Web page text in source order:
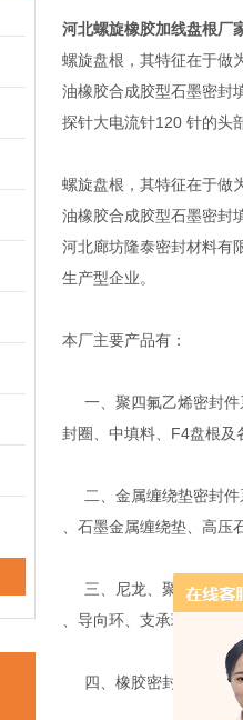
河北螺旋橡胶加线盘根厂
螺旋盘根，其特征在于做
油橡胶合成胶型石墨密封
探针大电流针120 针的头
螺旋盘根，其特征在于做
油橡胶合成胶型石墨密封
河北廊坊隆泰密封材料有
生产型企业。
本厂主要产品有：
一、聚四氟乙烯密封件
封圈、中填料、F4盘根及
二、金属缠绕垫密封件
、石墨金属缠绕垫、高压
三、尼龙、聚甲醛系列
、导向环、支承环及各种
四、橡胶密封件系列制